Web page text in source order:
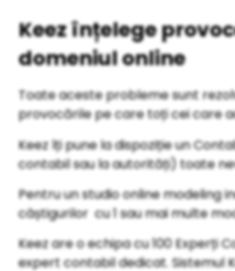
Keez înțelege
domeniul online
Toate aceste probleme sunt
provocările pe care toți cei care
Keez îți pune la dispoziție un
contabil sau la autorități) toate
Pentru un studio online modeling
câștigurilor cu 1 sau mai multe
Keez are o echipa cu 100 Experți
expert contabil dedicat. Sistemul